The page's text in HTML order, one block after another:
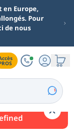
en Europe,
Pour
de nous